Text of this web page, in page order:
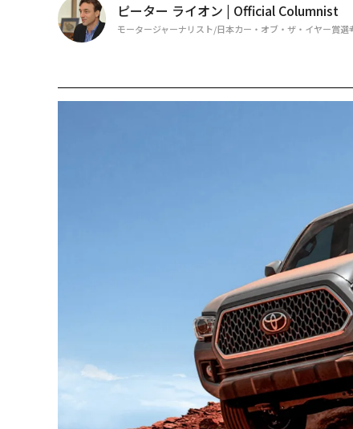
ピーター ライオン | Official Columnist
モータージャーナリスト/日本カー・オブ・ザ・イヤー賞選